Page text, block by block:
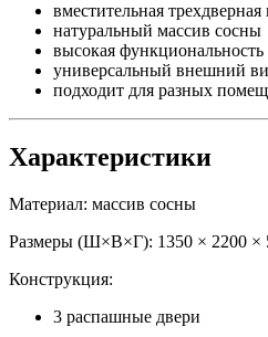
вместительная
натуральный массив сосны
высокая функциональность
универсальный внешний
подходит для разных
Характеристики
Материал: массив сосны
Размеры (Ш×В×Г): 1350 × 2200 ×
Конструкция:
3 распашные двери